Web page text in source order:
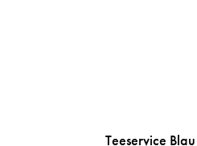
Teeservice